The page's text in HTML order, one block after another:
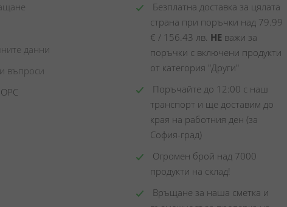
данни
въпроси
Безплатна доставка за цялата
страна при поръчки над 79.99
€ / 156.43 лв. НЕ важи за
поръчки с включени продукти
от категория "Други"
Поръчайте до 12:00 с наш
транспорт и ще доставим до
края на работния ден (за
София-град)
Огромен брой над 7000
продукти на склад!
Връщане за наша сметка и